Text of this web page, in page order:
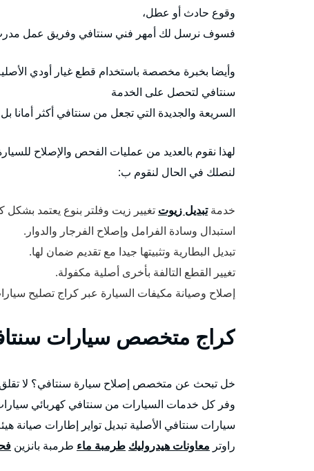
وقوع حادث أو عطل،
فسوف نرسل لك أمهر فني سنتافي وفريق عمل
وأيضا بخبرة مخصصة باستخدام قطع غيار أودي
سنتافي لتحصل على الخدمة
السريعة والجديدة التي تجعل من سنتافي أكثر أمانا
لهذا نقوم بالعديد من عمليات الفحص والإصلاح
لنصلك في الحال لنقوم ب:
خدمةتبديل زيوت تغيير زيت وفلتر بنوع يعتمد
استبدال وسادة الفرامل وإصلاح الفرجار والدوار.
تبديل البطارية وتثبيتها جيدا مع تقديم ضمان لها.
تغيير القطع التالفة بأخرى أصلية مكفولة.
إصلاح وصيانة مكيفات السيارة عبر كراج تصليح
كراج متخصص سيارات
خل تبحث عن متخصص إصلاح سيارة سنتافي؟ لا
وفر كل خدمات السيارات من سنتافي كهربائي
سيارات سنتافي الأصلية تبديل تواير إطارات صيانة
راوتر معاونات هيدروليك طرمبة ماء طرمبة بانزين